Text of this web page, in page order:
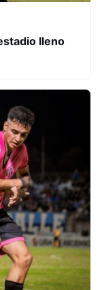
lleno